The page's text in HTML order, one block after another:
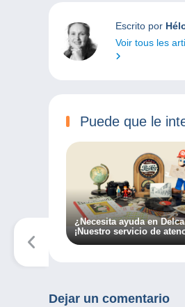
Escrito por
Voir tous les
Puede que le
¿Necesita ayuda en
¡Nuestro servicio de
cliente a su disposición
Dejar un comentario